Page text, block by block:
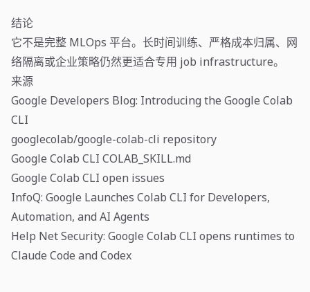
结论
它不是完整 MLOps 平台。长时间训练、严格成本归属、网
络隔离或企业策略仍然更适合专用 job infrastructure。
来源
Google Developers Blog: Introducing the Google Colab
CLI
googlecolab/google-colab-cli repository
Google Colab CLI COLAB_SKILL.md
Google Colab CLI open issues
InfoQ: Google Launches Colab CLI for Developers,
Automation, and AI Agents
Help Net Security: Google Colab CLI opens runtimes to
Claude Code and Codex